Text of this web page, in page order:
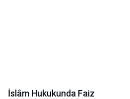
İslâm Hukukunda Faiz